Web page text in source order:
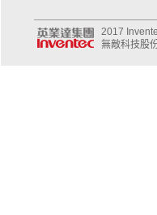
2017
無敵科技股